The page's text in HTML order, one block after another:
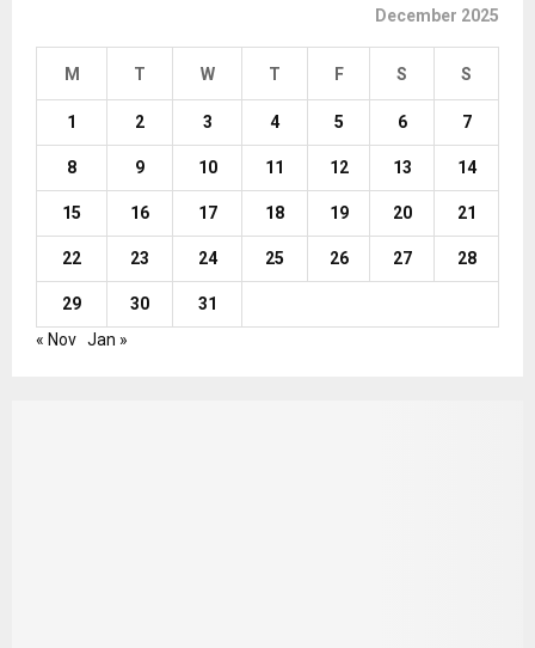
December 2025
M T W T F S S
1 2 3 4 5 6 7
8 9 10 11 12 13 14
15 16 17 18 19 20 21
22 23 24 25 26 27 28
29 30
31
« Nov Jan »